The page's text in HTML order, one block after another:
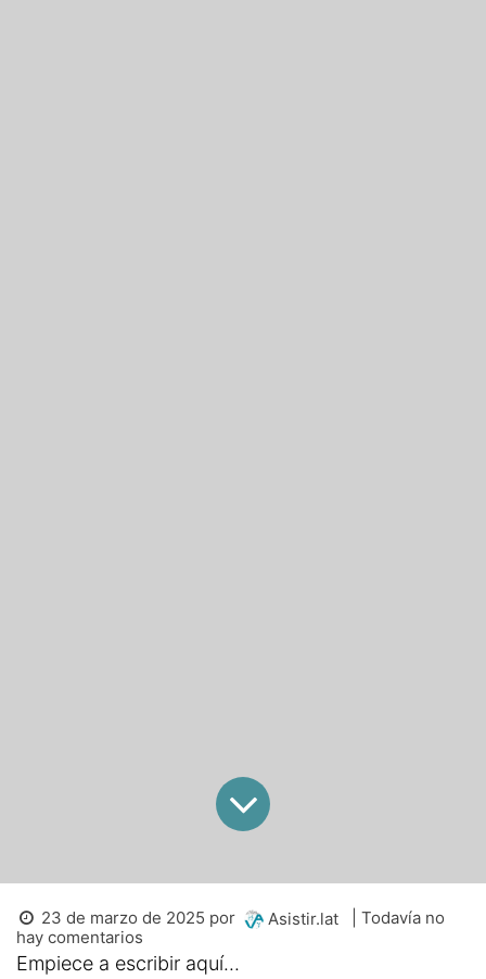
23 de marzo de 2025 por Asistir.lat
| Todavía no
hay comentarios
Empiece a escribir aquí...